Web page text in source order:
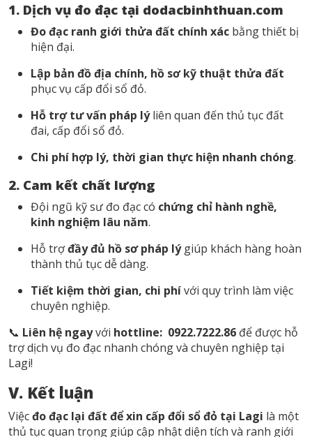
1. Dịch vụ đo đạc tại dodacbinhthuan.com
Đo đạc ranh giới thửa đất chính xác bằng thiết bị
hiện đại.
Lập bản đồ địa chính, hồ sơ kỹ thuật thửa đất
phục vụ cấp đổi sổ đỏ.
Hỗ trợ tư vấn pháp lýliên quan đến thủ tục đất
đai, cấp đổi sổ đỏ.
Chi phí hợp lý, thời gian thực hiện nhanh chóng.
2. Cam kết chất lượng
Đội ngũ kỹ sư đo đạc có chứng chỉ hành nghề,
kinh nghiệm lâu năm.
Hỗ trợđầy đủ hồ sơ pháp lýgiúp khách hàng hoàn
thành thủ tục dễ dàng.
Tiết kiệm thời gian, chi phívới quy trình làm việc
chuyên nghiệp.
📞 Liên hệ ngayvới hottline: 0922.7222.86 để được hỗ
trợ dịch vụ đo đạc nhanh chóng và chuyên nghiệp tại
Lagi!
V. Kết luận
Việcđo đạc lại đất để xin cấp đổi sổ đỏ tại Lagi là một
thủ tục quan trọng giúp cập nhật diện tích và ranh giới